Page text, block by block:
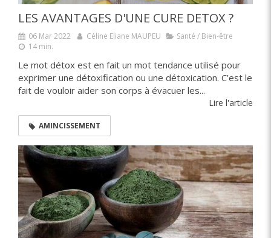
LES AVANTAGES D'UNE CURE DETOX ?
06 Mar 2022 Céline Eliane MAUPEU
Santé / Bien-être
14 min.
Le mot détox est en fait un mot tendance utilisé pour
exprimer une détoxification ou une détoxication. C’est le
fait de vouloir aider son corps à évacuer les...
Lire l'article
AMINCISSEMENT